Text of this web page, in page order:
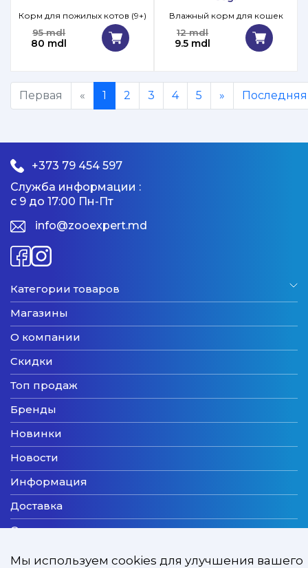
Корм для пожилых котов (9+)
95 mdl
80 mdl
Влажный корм для кошек
12 mdl
9.5 mdl
Первая « 1 2 3 4 5 » Последняя
+373 79 454 597
Служба информации :
с 9 до 17:00 Пн-Пт
info@zooexpert.md
Категории товаров
Магазины
О компании
Скидки
Топ продаж
Бренды
Новинки
Новости
Информация
Доставка
Оплата
Мы принимаем
Мы используем cookies для улучшения вашего